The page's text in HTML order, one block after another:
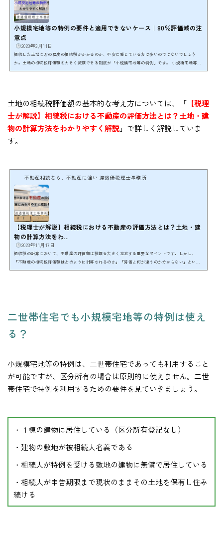
小規模宅地等の特例の要件と適用できないケース｜80％評価減の注
意点
2023年3月11日
相続した土地にどの程度の相続税がかかるのか、不安に感じている方は多いのではないでしょう
か。土地の相続税評価額を大きく減額できる制度が「小規模宅地等の特例」です。 小規模宅地等の
特例は、相続税の特例の中でも一番重要な特例であり、特例の要件を満たし、適用することで相続
土地の相続税評価額の基本的な考え方については、「 【税理
士が解説】相続税における不動産の評価方法とは？土地・建
物の計算方法をわかりやすく解説」で詳しく解説していま
す。
不動産相続なら、不動産に強い 渡邉優税理士事務所
【税理士が解説】相続税における不動産の評価方法とは？土地・建
物の計算方法をわ...
2023年11月17日
相続税の計算において、不動産の評価額は税額を大きく左右する重要なポイントです。しかし、
「不動産の相続税評価額はどのように計算されるのか」「時価と何が違うのか分からない」という
方も多いのではないでしょうか。 不動産の価格は「一物六価」といわれるように複数の価格が存在
二世帯住宅でも小規模宅地等の特例は使え
る？
小規模宅地等の特例は、二世帯住宅であっても利用すること
が可能ですが、区分所有の場合は原則的に使えません。二世
帯住宅で特例を利用するための要件を見ていきましょう。
・１棟の建物に居住している（区分所有登記なし）
・建物の敷地が被相続人名義である
・相続人が特例を受ける敷地の建物に無償で居住している
・相続人が申告期限まで現状のままその土地を保有し住み
続ける